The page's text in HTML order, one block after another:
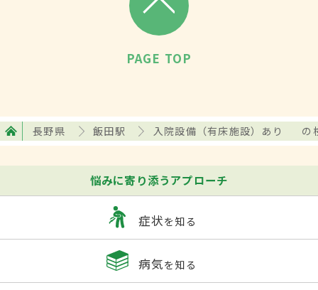
PAGE TOP
長野県 飯田駅 入院設備（有床施設）あり の
悩みに寄り添うアプローチ
症状を知る
病気を知る